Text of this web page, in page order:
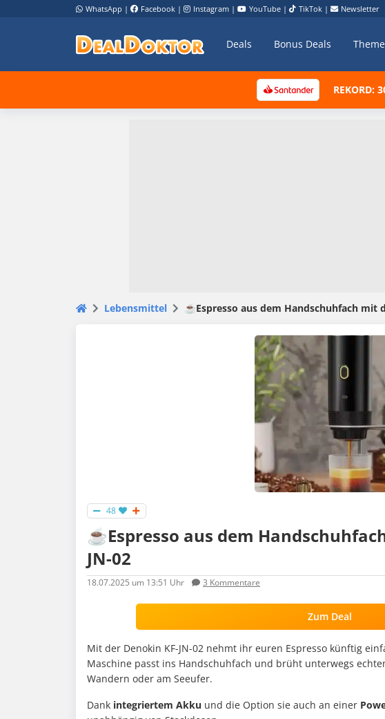
WhatsApp | Facebook | Instagram | YouTube | TikTok | Newsletter
Deals Bonus Deals
REKORD:
Lebensmittel ☕Espresso aus dem Handschuhfach mit
48
☕Espresso aus dem
JN-02
18.07.2025 um 13:51 Uhr 3 Kommentare
Zum Deal
Mit der Denokin KF-JN-02 nehmt ihr euren Espresso künftig
Maschine passt ins Handschuhfach und brüht unterwegs
Wandern oder am Seeufer.
Dank integriertem Akku und die Option sie auch an einer